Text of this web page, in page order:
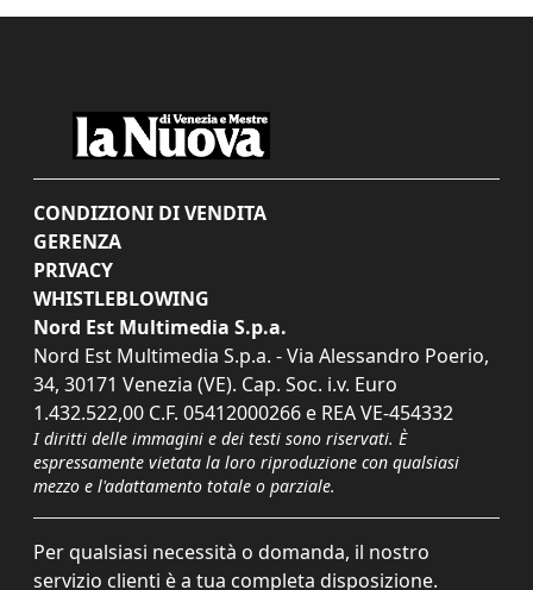
CONDIZIONI DI VENDITA
GERENZA
PRIVACY
WHISTLEBLOWING
Nord Est Multimedia S.p.a.
Nord Est Multimedia S.p.a. - Via Alessandro Poerio,
34, 30171 Venezia (VE). Cap. Soc. i.v. Euro
1.432.522,00 C.F. 05412000266 e REA VE-454332
I diritti delle immagini e dei testi sono riservati. È
espressamente vietata la loro riproduzione con qualsiasi
mezzo e l'adattamento totale o parziale.
Per qualsiasi necessità o domanda, il nostro
servizio clienti è a tua completa disposizione.